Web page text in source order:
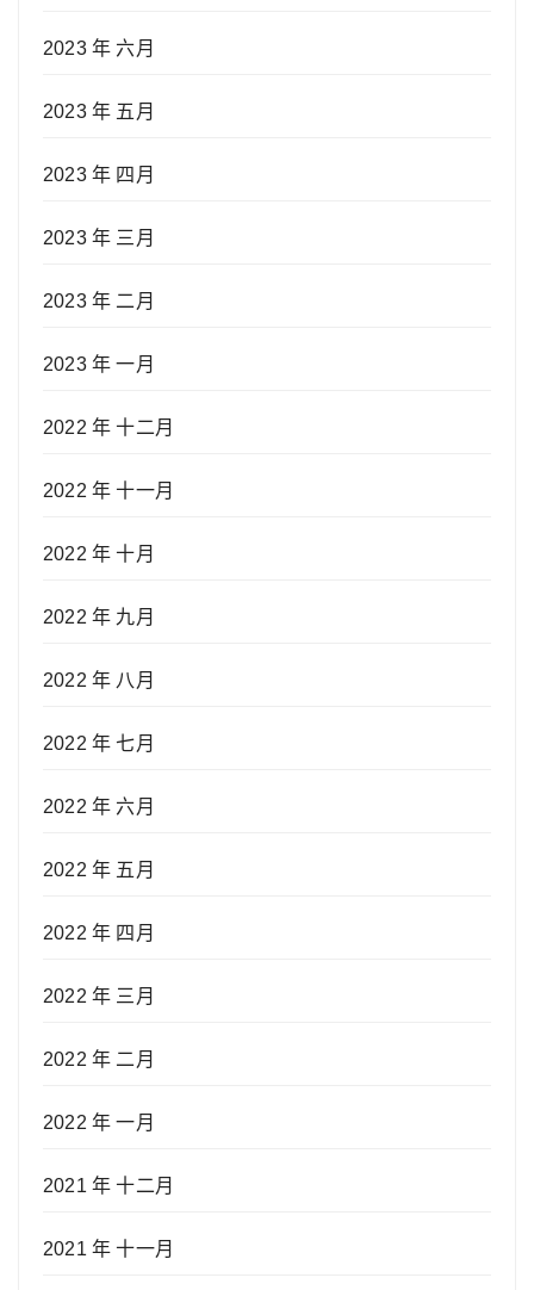
2023 年 六月
2023 年 五月
2023 年 四月
2023 年 三月
2023 年 二月
2023 年 一月
2022 年 十二月
2022 年 十一月
2022 年 十月
2022 年 九月
2022 年 八月
2022 年 七月
2022 年 六月
2022 年 五月
2022 年 四月
2022 年 三月
2022 年 二月
2022 年 一月
2021 年 十二月
2021 年 十一月